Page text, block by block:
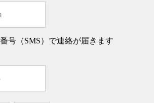
号（SMS）で連絡が届きます